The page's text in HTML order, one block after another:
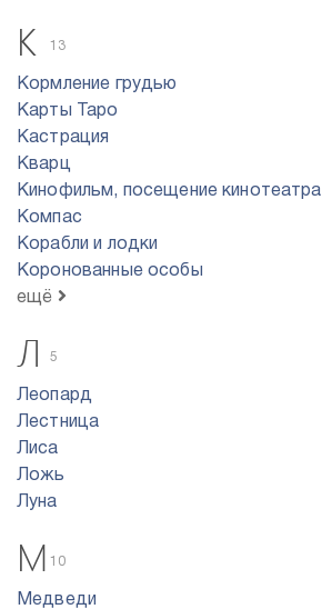
К 13
Кормление грудью
Карты Таро
Кастрация
Кварц
Кинофильм, посещение кинотеатра
Компас
Корабли и лодки
Коронованные особы
ещё
Л 5
Леопард
Лестница
Лиса
Ложь
Луна
М 10
Медведи